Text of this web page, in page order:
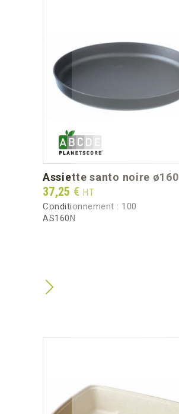
assiette santo noire ø160
Prix
37,25 € HT
Conditionnement : 100
AS160N